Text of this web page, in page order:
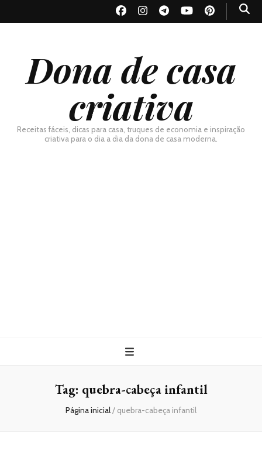
Dona de casa
criativa
Receitas fáceis, dicas para casa, truques de economia e inspiração
criativa para o dia a dia da dona de casa moderna.
Tag: quebra-cabeça infantil
Página inicial/ quebra-cabeça infantil